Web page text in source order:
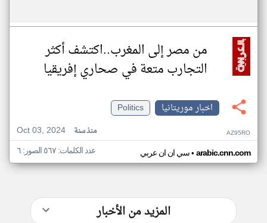
من مصر إلى المغرب..اكتشف أكثر
التجارب متعة في صحاري إفريقيا
اخبار موريتانيا
Politics
Oct 03, 2024
منذ سنة AZ95RO
سي ان ان عربي• arabic.cnn.com عدد الكلمات: ٥٦٧ الصور: ٦
المزيد من الأخبار